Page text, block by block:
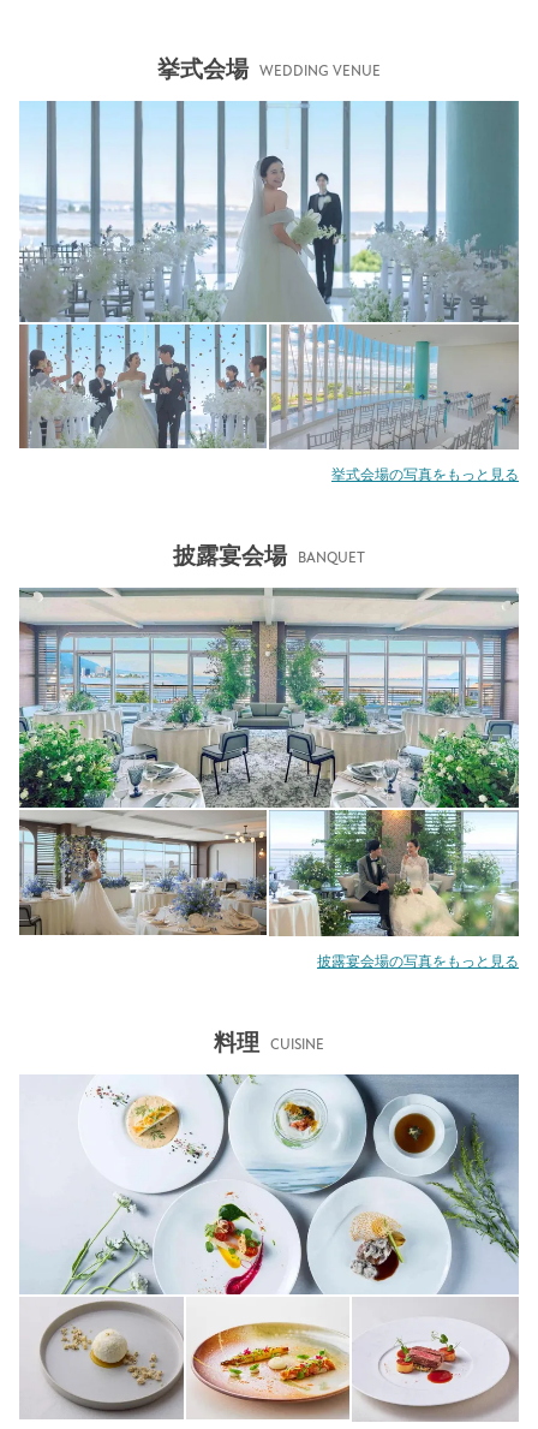
挙式会場 WEDDING VENUE
挙式会場の写真をもっと見る
披露宴会場 BANQUET
披露宴会場の写真をもっと見る
料理 CUISINE